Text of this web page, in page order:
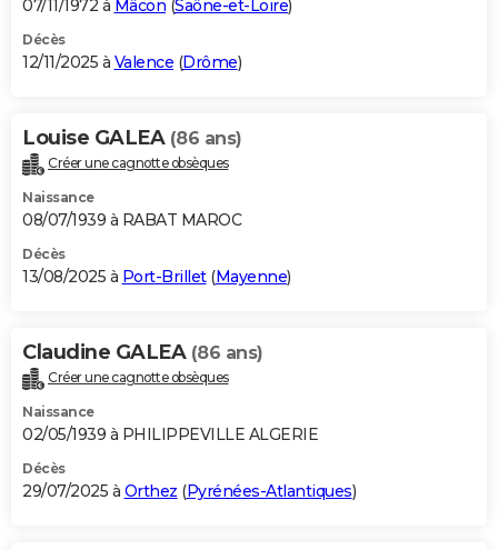
07/11/1972 à Mâcon (Saône-et-Loire)
Décès
12/11/2025 à Valence (Drôme)
Louise GALEA (86 ans)
Créer une cagnotte obsèques
Naissance
08/07/1939 à RABAT MAROC
Décès
13/08/2025 à Port-Brillet(Mayenne)
Claudine GALEA (86 ans)
Créer une cagnotte obsèques
Naissance
02/05/1939 à PHILIPPEVILLE ALGERIE
Décès
29/07/2025 à Orthez (Pyrénées-Atlantiques)